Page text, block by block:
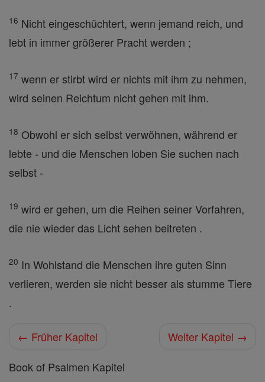
16 Nicht eingeschüchtert, wenn jemand reich, und
lebt in immer größerer Pracht werden ;
17 wenn er stirbt wird er nichts mit ihm zu nehmen,
wird seinen Reichtum nicht gehen mit ihm.
18 Obwohl er sich selbst verwöhnen, während er
lebte - und die Menschen loben Sie suchen nach
selbst -
19 wird er gehen, um die Reihen seiner Vorfahren,
die nie wieder das Licht sehen beitreten .
20 In Wohlstand die Menschen ihre guten Sinn
verlieren, werden sie nicht besser als stumme Tiere
.
← Früher Kapitel
Weiter Kapitel →
Book of Psalmen Kapitel